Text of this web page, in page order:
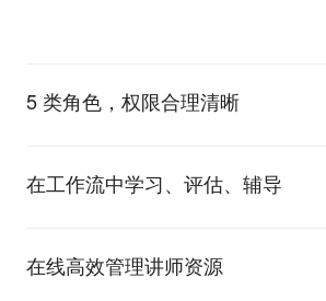
5 类角色，权限合理清晰
在工作流中学习、评估、辅导
在线高效管理讲师资源